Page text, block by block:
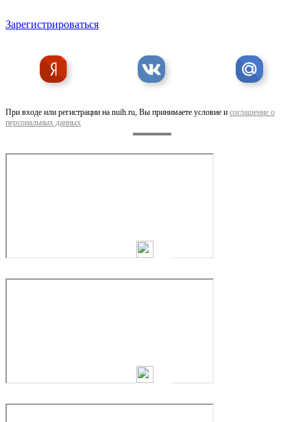
Зарегистрироваться
При входе или регистрации на nuih.ru, Вы принимаете условие и соглашение о
персональных данных